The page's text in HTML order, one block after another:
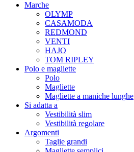
Marche
OLYMP
CASAMODA
REDMOND
VENTI
HAJO
TOM RIPLEY
Polo e magliette
Polo
Magliette
Magliette a maniche lunghe
Si adatta a
Vestibilità slim
Vestibilità regolare
Argomenti
Taglie grandi